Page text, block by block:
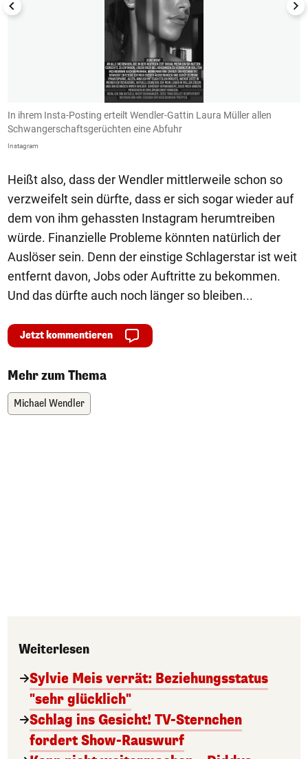
In ihrem Insta-Posting erteilt Wendler-Gattin Laura Müller allen
Schwangerschaftsgerüchten eine Abfuhr
Instagram
Heißt also, dass der Wendler mittlerweile schon so
verzweifelt sein dürfte, dass er sich sogar wieder auf
dem von ihm gehassten Instagram herumtreiben
würde. Finanzielle Probleme könnten natürlich der
Auslöser sein. Denn der einstige Schlagerstar ist weit
entfernt davon, Jobs oder Auftritte zu bekommen.
Und das dürfte auch noch länger so bleiben...
Jetzt kommentieren
Mehr zum Thema
Michael Wendler
Weiterlesen
Sylvie Meis verrät: Beziehungsstatus
"sehr glücklich"
Schlag ins Gesicht! TV-Sternchen
fordert Show-Rauswurf